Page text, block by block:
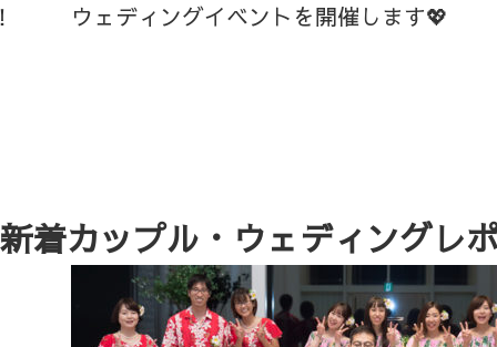
ウェディングイベントを開催します💖
新着カップル・ウェディングレ